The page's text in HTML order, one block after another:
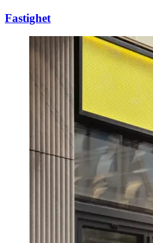
Fastighet